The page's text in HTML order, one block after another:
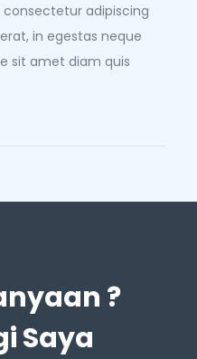
adipiscing
in egestas neque
sit amet diam quis
?
Saya